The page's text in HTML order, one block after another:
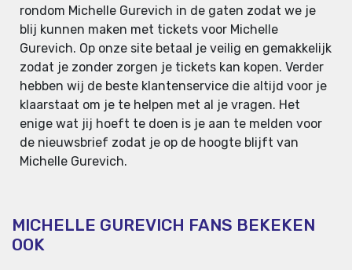
rondom Michelle Gurevich in de gaten zodat we je
blij kunnen maken met tickets voor Michelle
Gurevich. Op onze site betaal je veilig en gemakkelijk
zodat je zonder zorgen je tickets kan kopen. Verder
hebben wij de beste klantenservice die altijd voor je
klaarstaat om je te helpen met al je vragen. Het
enige wat jij hoeft te doen is je aan te melden voor
de nieuwsbrief zodat je op de hoogte blijft van
Michelle Gurevich.
MICHELLE GUREVICH FANS BEKEKEN
OOK